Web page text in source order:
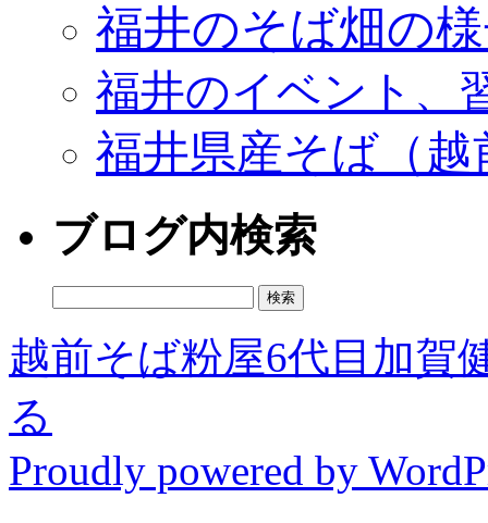
福井のそば畑の
福井のイベント、
福井県産そば（越
ブログ内検索
越前そば粉屋6代目加賀
る
Proudly powered by